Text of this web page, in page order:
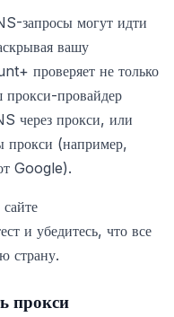
запросы могут идти
вашу
проверяет не только
провайдер
через прокси, или
прокси (например,
Google).
и убедитесь, что все
страну.
прокси